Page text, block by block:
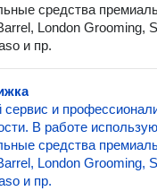
средства
London Grooming,
и пр.
сервис и
В работе
средства
London Grooming,
и пр.